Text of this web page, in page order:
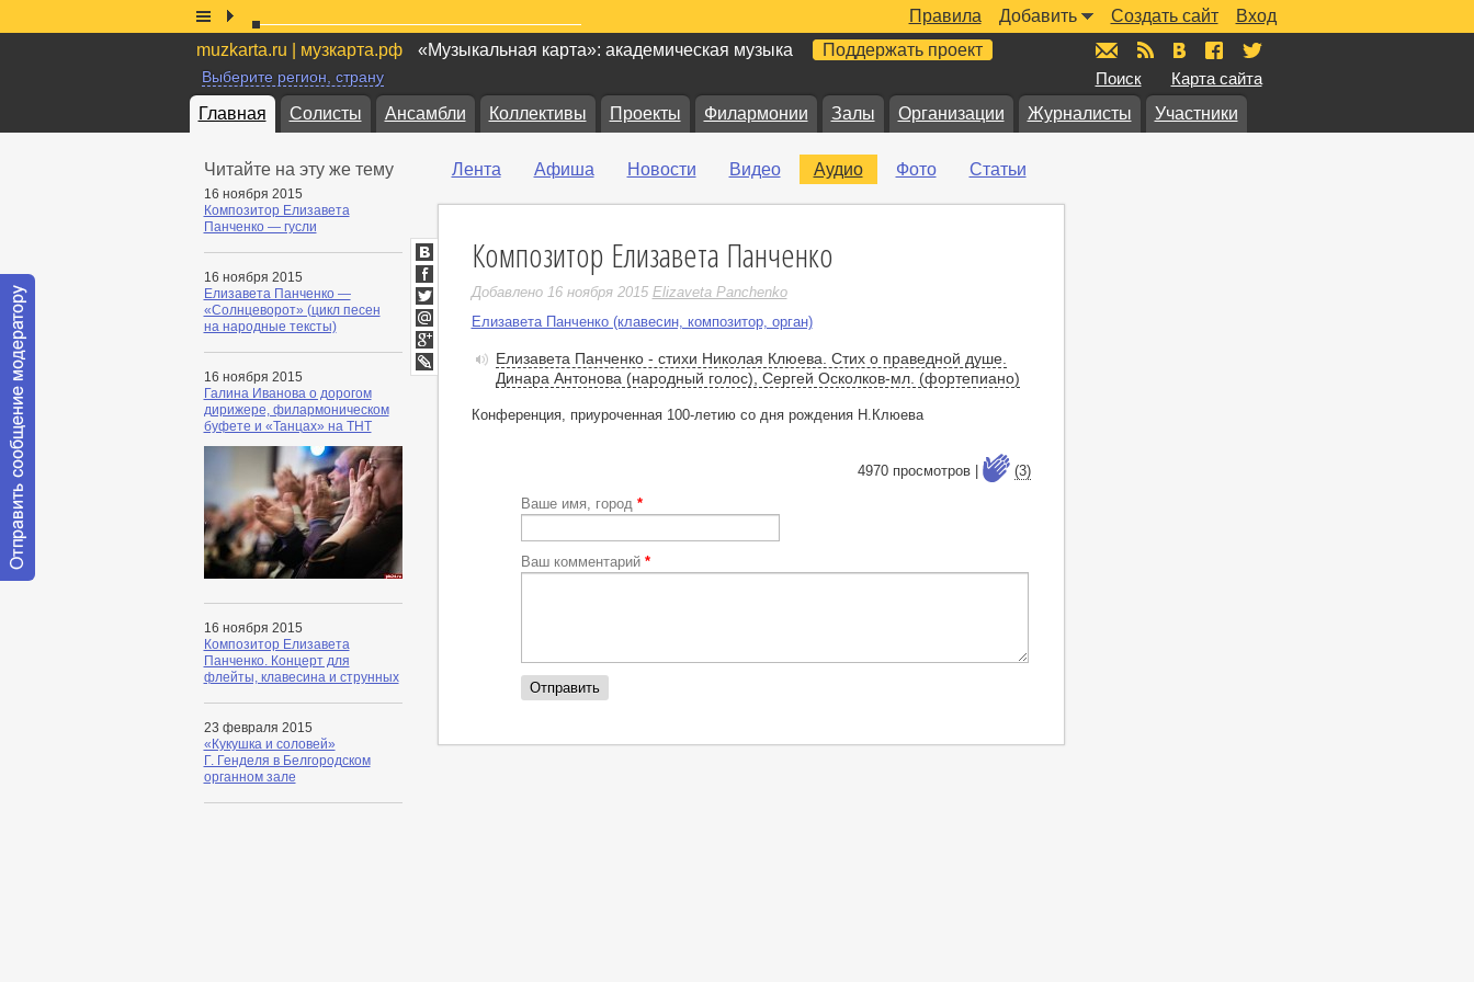
Вход
Создать сайт
Добавить
Правила
muzkarta.ru | музкарта.рф
«Музыкальная карта»: академическая музыка Поддержать проект
Выберите регион, страну Поиск Карта сайта
Главная Солисты Ансамбли Коллективы Проекты Филармонии Залы Организации Журналисты Участники
Читайте на эту же тему
16 ноября 2015
Композитор Елизавета
Панченко — гусли
16 ноября 2015
Елизавета Панченко —
«Солнцеворот» (цикл песен
на народные тексты)
16 ноября 2015
Галина Иванова о дорогом
дирижере, филармоническом
буфете и «Танцах» на ТНТ
16 ноября 2015
Композитор Елизавета
Панченко. Концерт для
флейты, клавесина и струнных
23 февраля 2015
«Кукушка и соловей»
Г. Генделя в Белгородском
органном зале
Лента Афиша Новости Видео Аудио Фото Статьи
Композитор Елизавета Панченко
Добавлено 16 ноября 2015 Elizaveta Panchenko
Елизавета Панченко (клавесин, композитор, орган)
Елизавета Панченко - стихи Николая Клюева. Стих о праведной душе.
Динара Антонова (народный голос), Сергей Осколков-мл. (фортепиано)
Конференция, приуроченная 100-летию со дня рождения Н.Клюева
ВКонтакте
Facebook
Twitter
Мой
Мир
Google+
LiveJournal
4970 просмотров |
(3)
Ваше имя, город *
Ваш комментарий *